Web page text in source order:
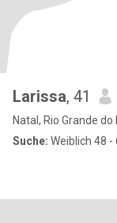
Larissa, 41
Natal, Rio Grande
Suche: Weiblich 48 -